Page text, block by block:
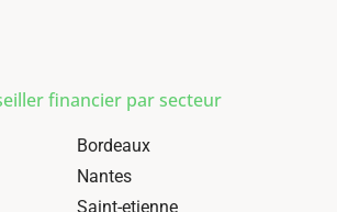
financier par secteur
Bordeaux
Nantes
Saint-etienne